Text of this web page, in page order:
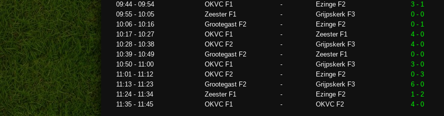
09:44 - 09:54
OKVC F1 - Ezinge F2
3 - 1
09:55 - 10:05
Zeester F1 - Grijpskerk F3
0 - 0
10:06 - 10:16
Grootegast F2 - Ezinge F2
0 - 1
10:17 - 10:27
OKVC F1 - Zeester F1
4 - 0
10:28 - 10:38
OKVC F2 - Grijpskerk F3
4 - 0
10:39 - 10:49
Grootegast F2 - Zeester F1
0 - 0
10:50 - 11:00
OKVC F1 - Grijpskerk F3
3 - 0
11:01 - 11:12
OKVC F2 - Ezinge F2
0 - 3
11:13 - 11:23
Grootegast F2 - Grijpskerk F3
6 - 0
11:24 - 11:34
Zeester F1 - Ezinge F2
1 - 2
11:35 - 11:45
OKVC F1 - OKVC F2 4 - 0